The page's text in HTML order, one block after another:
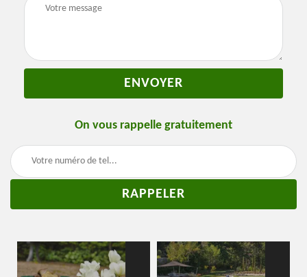
On vous rappelle gratuitement